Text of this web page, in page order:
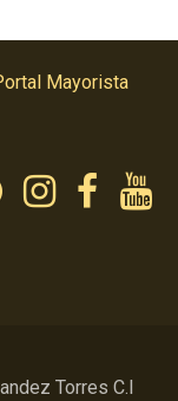
Mayorista
Torres C.I